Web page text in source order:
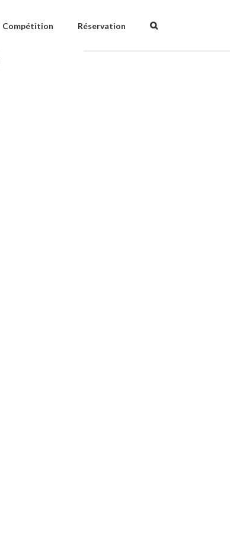
Compétition Réservation